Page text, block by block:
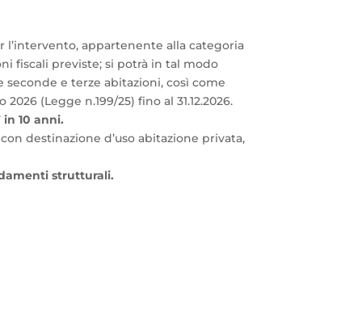
appartenente alla categoria
fiscali previste; si potrà in tal modo
seconde e terze abitazioni, così come
(Legge n.199/25) fino al 31.12.2026.
10 anni.
destinazione d’uso abitazione privata,
strutturali.